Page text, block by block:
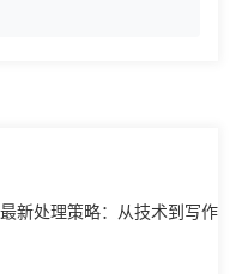
新处理策略：从技术到写作